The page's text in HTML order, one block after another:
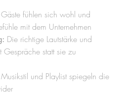
Gäste fühlen sich wohl und
mit dem Unternehmen
Die richtige Lautstärke und
statt sie zu
Musikstil und Playlist spiegeln die